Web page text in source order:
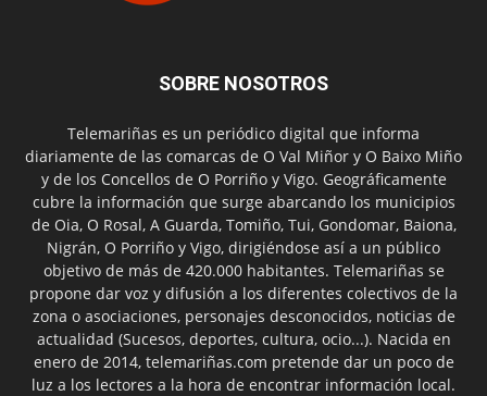
SOBRE NOSOTROS
Telemariñas es un periódico digital que informa
diariamente de las comarcas de O Val Miñor y O Baixo Miño
y de los Concellos de O Porriño y Vigo. Geográficamente
cubre la información que surge abarcando los municipios
de Oia, O Rosal, A Guarda, Tomiño, Tui, Gondomar, Baiona,
Nigrán, O Porriño y Vigo, dirigiéndose así a un público
objetivo de más de 420.000 habitantes. Telemariñas se
propone dar voz y difusión a los diferentes colectivos de la
zona o asociaciones, personajes desconocidos, noticias de
actualidad (Sucesos, deportes, cultura, ocio...). Nacida en
enero de 2014, telemariñas.com pretende dar un poco de
luz a los lectores a la hora de encontrar información local.